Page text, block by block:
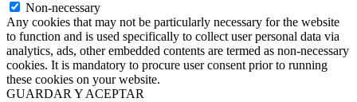
Non-necessary
Any cookies that may not be particularly necessary for the website
to function and is used specifically to collect user personal data via
analytics, ads, other embedded contents are termed as non-necessary
cookies. It is mandatory to procure user consent prior to running
these cookies on your website.
GUARDAR Y ACEPTAR